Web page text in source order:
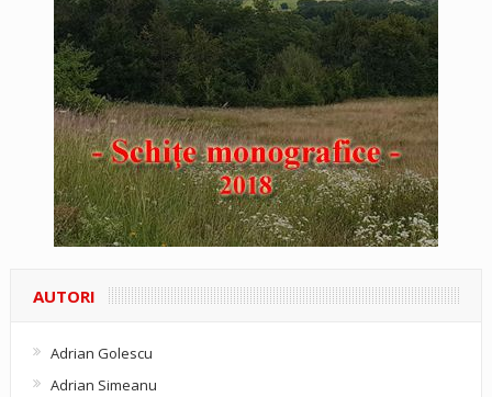
AUTORI
Adrian Golescu
Adrian Simeanu